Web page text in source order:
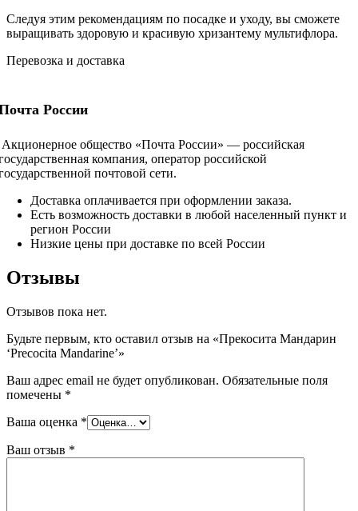
Следуя этим рекомендациям по посадке и уходу, вы сможете
выращивать здоровую и красивую хризантему мультифлора.
Перевозка и доставка
России
общество «Почта России» — российская
компания, оператор российской
почтовой сети.
Доставка оплачивается при оформлении заказа.
Есть возможность доставки в любой населенный пункт и
регион России
Низкие цены при доставке по всей России
Отзывы
Отзывов пока нет.
Будьте первым, кто оставил отзыв на «Прекосита Мандарин
‘Precocita Mandarine’»
Ваш адрес email не будет опубликован. Обязательные поля
помечены *
Ваша оценка *
Ваш отзыв *